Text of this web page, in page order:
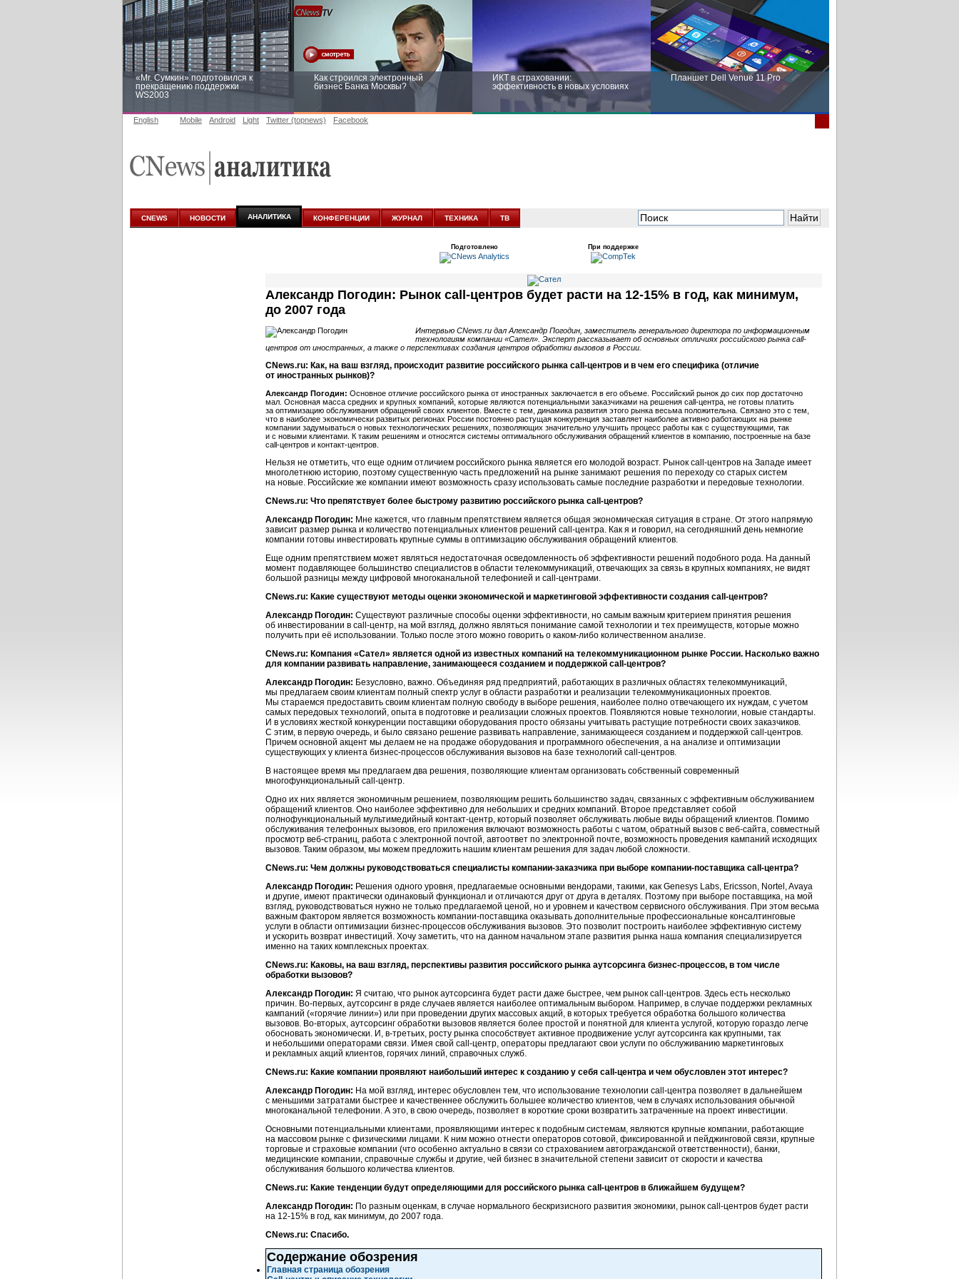
«Mr. Сумкин» подготовился к
прекращению поддержки
WS2003
Как строился электронный
бизнес Банка Москвы?
ИКТ в страховании:
эффективность в новых условиях
Планшет Dell Venue 11 Pro
аналитике
новых условиях
English Mobile Android Light Twitter (topnews) Facebook
CNEWS НОВОСТИ АНАЛИТИКА КОНФЕРЕНЦИИ ЖУРНАЛ ТЕХНИКА ТВ
Подготовлено При поддержке
Александр Погодин: Рынок call-центров будет расти на 12-15% в год, как минимум,
до 2007 года
Интервью CNews.ru дал Александр Погодин, заместитель генерального директора по информационным
технологиям компании «Сател». Эксперт рассказывает об основных отличиях российского рынка call-
центров от иностранных, а также о перспективах создания центров обработки вызовов в России.
CNews.ru: Как, на ваш взгляд, происходит развитие российского рынка call-центров и в чем его специфика (отличие
от иностранных рынков)?
Александр Погодин: Основное отличие российского рынка от иностранных заключается в его объеме. Российский рынок до сих пор достаточно
мал. Основная масса средних и крупных компаний, которые являются потенциальными заказчиками на решения call-центра, не готовы платить
за оптимизацию обслуживания обращений своих клиентов. Вместе с тем, динамика развития этого рынка весьма положительна. Связано это с тем,
что в наиболее экономически развитых регионах России постоянно растущая конкуренция заставляет наиболее активно работающих на рынке
компании задумываться о новых технологических решениях, позволяющих значительно улучшить процесс работы как с существующими, так
и с новыми клиентами. К таким решениям и относятся системы оптимального обслуживания обращений клиентов в компанию, построенные на базе
сall-центров и контакт-центров.
Нельзя не отметить, что еще одним отличием российского рынка является его молодой возраст. Рынок call-центров на Западе имеет
многолетнюю историю, поэтому существенную часть предложений на рынке занимают решения по переходу со старых систем
на новые. Российские же компании имеют возможность сразу использовать самые последние разработки и передовые технологии.
CNews.ru: Что препятствует более быстрому развитию российского рынка call-центров?
Александр Погодин: Мне кажется, что главным препятствием является общая экономическая ситуация в стране. От этого напрямую
зависит размер рынка и количество потенциальных клиентов решений call-центра. Как я и говорил, на сегодняшний день немногие
компании готовы инвестировать крупные суммы в оптимизацию обслуживания обращений клиентов.
Еще одним препятствием может являться недостаточная осведомленность об эффективности решений подобного рода. На данный
момент подавляющее большинство специалистов в области телекоммуникаций, отвечающих за связь в крупных компаниях, не видят
большой разницы между цифровой многоканальной телефонией и call-центрами.
CNews.ru: Какие существуют методы оценки экономической и маркетинговой эффективности создания call-центров?
Александр Погодин: Существуют различные способы оценки эффективности, но самым важным критерием принятия решения
об инвестировании в call-центр, на мой взгляд, должно являться понимание самой технологии и тех преимуществ, которые можно
получить при её использовании. Только после этого можно говорить о каком-либо количественном анализе.
CNews.ru: Компания «Сател» является одной из известных компаний на телекоммуникационном рынке России. Насколько важно
для компании развивать направление, занимающееся созданием и поддержкой call-центров?
Александр Погодин: Безусловно, важно. Объединяя ряд предприятий, работающих в различных областях телекоммуникаций,
мы предлагаем своим клиентам полный спектр услуг в области разработки и реализации телекоммуникационных проектов.
Мы стараемся предоставить своим клиентам полную свободу в выборе решения, наиболее полно отвечающего их нуждам, с учетом
самых передовых технологий, опыта в подготовке и реализации сложных проектов. Появляются новые технологии, новые стандарты.
И в условиях жесткой конкуренции поставщики оборудования просто обязаны учитывать растущие потребности своих заказчиков.
С этим, в первую очередь, и было связано решение развивать направление, занимающееся созданием и поддержкой call-центров.
Причем основной акцент мы делаем не на продаже оборудования и программного обеспечения, а на анализе и оптимизации
существующих у клиента бизнес-процессов обслуживания вызовов на базе технологий call-центров.
В настоящее время мы предлагаем два решения, позволяющие клиентам организовать собственный современный
многофункциональный call-центр.
Одно их них является экономичным решением, позволяющим решить большинство задач, связанных с эффективным обслуживанием
обращений клиентов. Оно наиболее эффективно для небольших и средних компаний. Второе представляет собой
полнофункциональный мультимедийный контакт-центр, который позволяет обслуживать любые виды обращений клиентов. Помимо
обслуживания телефонных вызовов, его приложения включают возможность работы с чатом, обратный вызов с веб-сайта, совместный
просмотр веб-страниц, работа с электронной почтой, автоответ по электронной почте, возможность проведения кампаний исходящих
вызовов. Таким образом, мы можем предложить нашим клиентам решения для задач любой сложности.
CNews.ru: Чем должны руководствоваться специалисты компании-заказчика при выборе компании-поставщика call-центра?
Александр Погодин: Решения одного уровня, предлагаемые основными вендорами, такими, как Genesys Labs, Ericsson, Nortel, Avaya
и другие, имеют практически одинаковый функционал и отличаются друг от друга в деталях. Поэтому при выборе поставщика, на мой
взгляд, руководствоваться нужно не только предлагаемой ценой, но и уровнем и качеством сервисного обслуживания. При этом весьма
важным фактором является возможность компании-поставщика оказывать дополнительные профессиональные консалтинговые
услуги в области оптимизации бизнес-процессов обслуживания вызовов. Это позволит построить наиболее эффективную систему
и ускорить возврат инвестиций. Хочу заметить, что на данном начальном этапе развития рынка наша компания специализируется
именно на таких комплексных проектах.
CNews.ru: Каковы, на ваш взгляд, перспективы развития российского рынка аутсорсинга бизнес-процессов, в том числе
обработки вызовов?
Александр Погодин: Я считаю, что рынок аутсорсинга будет расти даже быстрее, чем рынок call-центров. Здесь есть несколько
причин. Во-первых, аутсорсинг в ряде случаев является наиболее оптимальным выбором. Например, в случае поддержки рекламных
кампаний («горячие линии») или при проведении других массовых акций, в которых требуется обработка большого количества
вызовов. Во-вторых, аутсорсинг обработки вызовов является более простой и понятной для клиента услугой, которую гораздо легче
обосновать экономически. И, в-третьих, росту рынка способствует активное продвижение услуг аутсорсинга как крупными, так
и небольшими операторами связи. Имея свой call-центр, операторы предлагают свои услуги по обслуживанию маркетинговых
и рекламных акций клиентов, горячих линий, справочных служб.
CNews.ru: Какие компании проявляют наибольший интерес к созданию у себя call-центра и чем обусловлен этот интерес?
Александр Погодин: На мой взгляд, интерес обусловлен тем, что использование технологии call-центра позволяет в дальнейшем
с меньшими затратами быстрее и качественнее обслужить большее количество клиентов, чем в случаях использования обычной
многоканальной телефонии. А это, в свою очередь, позволяет в короткие сроки возвратить затраченные на проект инвестиции.
Основными потенциальными клиентами, проявляющими интерес к подобным системам, являются крупные компании, работающие
на массовом рынке с физическими лицами. К ним можно отнести операторов сотовой, фиксированной и пейджинговой связи, крупные
торговые и страховые компании (что особенно актуально в связи со страхованием автогражданской ответственности), банки,
медицинские компании, справочные службы и другие, чей бизнес в значительной степени зависит от скорости и качества
обслуживания большого количества клиентов.
CNews.ru: Какие тенденции будут определяющими для российского рынка call-центров в ближайшем будущем?
Александр Погодин: По разным оценкам, в случае нормального бескризисного развития экономики, рынок call-центров будет расти
на 12-15% в год, как минимум, до 2007 года.
CNews.ru: Спасибо.
Содержание обозрения
Главная страница обозрения